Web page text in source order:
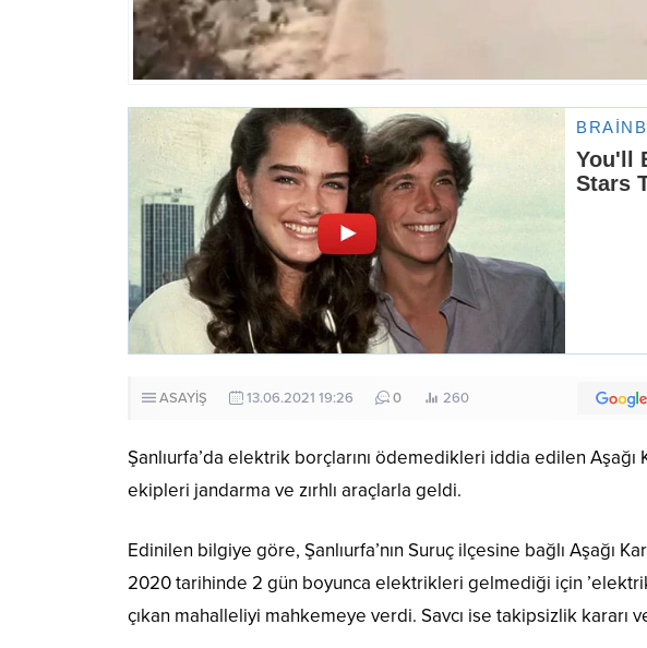
ASAYİŞ 13.06.2021 19:26 0 260
Şanlıurfa’da elektrik borçlarını ödemedikleri iddia edilen Aşağı
ekipleri jandarma ve zırhlı araçlarla geldi.
Edinilen bilgiye göre, Şanlıurfa’nın Suruç ilçesine bağlı Aşağı
2020 tarihinde 2 gün boyunca elektrikleri gelmediği için ’elektrik
çıkan mahalleliyi mahkemeye verdi. Savcı ise takipsizlik kararı